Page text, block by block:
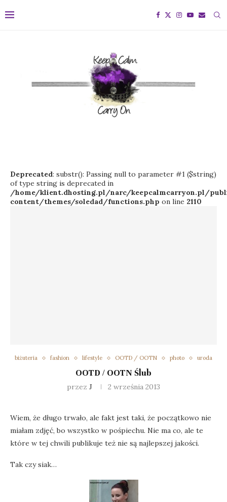
Deprecated: substr(): Passing null to parameter #1 ($string)
of type string is deprecated in
/home/klient.dhosting.pl/narc/keepcalmcarryon.pl/
content/themes/soledad/functions.php on line 2110
biżuteria fashion lifestyle OOTD / OOTN photo uroda
OOTD / OOTN Ślub
przez J 2 września 2013
Wiem, że długo trwało, ale fakt jest taki, że początkowo nie
miałam zdjęć, bo wszystko w pośpiechu. Nie ma co, ale te
które w tej chwili publikuje też nie są najlepszej jakości.
Tak czy siak…